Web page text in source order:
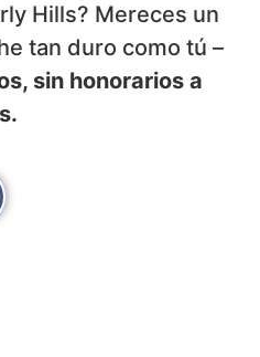
Hills? Mereces un
tan duro como tú –
sin honorarios a